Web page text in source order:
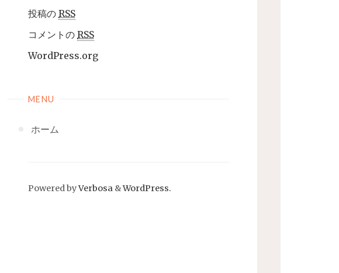
投稿の RSS
コメントの RSS
WordPress.org
MENU
ホーム
Powered byVerbosa &WordPress.